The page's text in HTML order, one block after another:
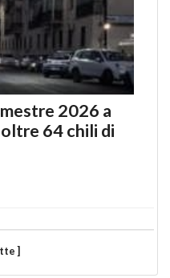
2026 a
64 chili di
]